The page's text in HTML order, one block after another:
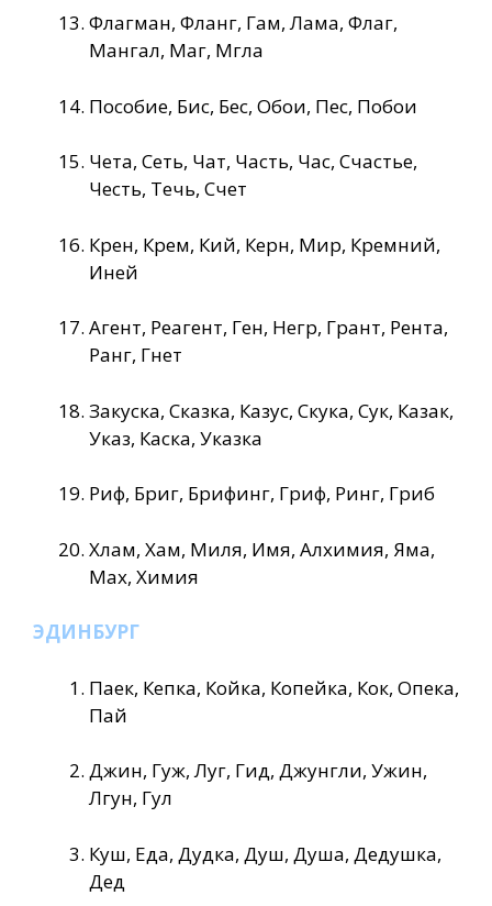
Флагман, Фланг, Гам, Лама, Флаг,
Мангал, Маг, Мгла
Пособие, Бис, Бес, Обои, Пес, Побои
Чета, Сеть, Чат, Часть, Час, Счастье,
Честь, Течь, Счет
Крен, Крем, Кий, Керн, Мир, Кремний,
Иней
Агент, Реагент, Ген, Негр, Грант, Рента,
Ранг, Гнет
Закуска, Сказка, Казус, Скука, Сук, Казак,
Указ, Каска, Указка
Риф, Бриг, Брифинг, Гриф, Ринг, Гриб
Хлам, Хам, Миля, Имя, Алхимия, Яма,
Мах, Химия
ЭДИНБУРГ
Паек, Кепка, Койка, Копейка, Кок, Опека,
Пай
Джин, Гуж, Луг, Гид, Джунгли, Ужин,
Лгун, Гул
Куш, Еда, Дудка, Душ, Душа, Дедушка,
Дед